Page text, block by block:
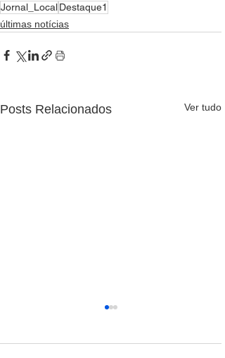
Jornal_LocalDestaque1
últimas notícias
Posts Relacionados Ver tudo